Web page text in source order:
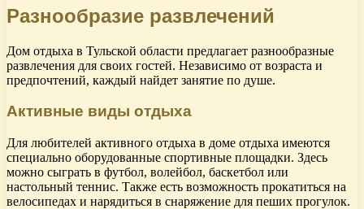
Разнообразие развлечений
Дом отдыха в Тульской области предлагает разнообразные
развлечения для своих гостей. Независимо от возраста и
предпочтений, каждый найдет занятие по душе.
Активные виды отдыха
Для любителей активного отдыха в доме отдыха имеются
специально оборудованные спортивные площадки. Здесь
можно сыграть в футбол, волейбол, баскетбол или
настольный теннис. Также есть возможность прокатиться на
велосипедах и нарядиться в снаряжение для пеших прогулок.